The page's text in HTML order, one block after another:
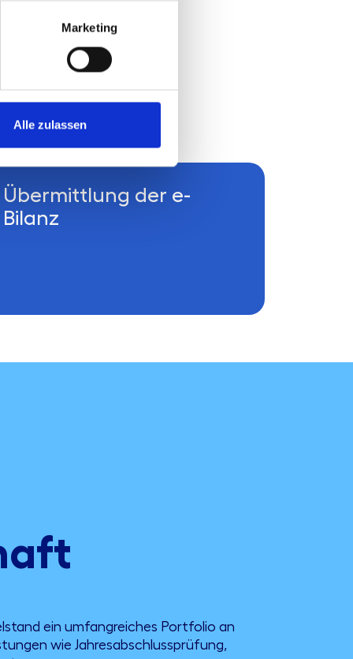
Marketing
Alle zulassen
Übermittlung der e-
Bilanz
ein umfangreiches Portfolio an
wie Jahresabschlussprüfung,